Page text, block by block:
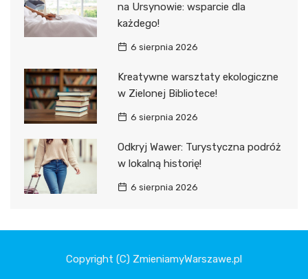
na Ursynowie: wsparcie dla
każdego!
6 sierpnia 2026
Kreatywne warsztaty ekologiczne
w Zielonej Bibliotece!
6 sierpnia 2026
Odkryj Wawer: Turystyczna podróż
w lokalną historię!
6 sierpnia 2026
Copyright (C) ZmieniamyWarszawe.pl